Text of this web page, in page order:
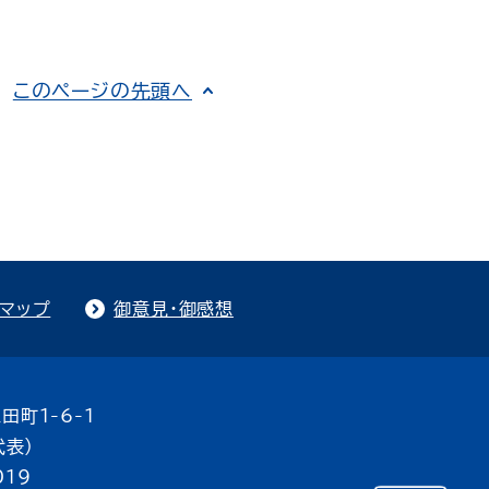
このページの先頭へ
ップ 御意見・御感想
町1-6-1
）